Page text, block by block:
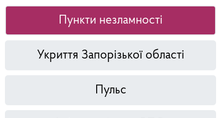
Пункти незламності
Укриття Запорізької області
Пульс